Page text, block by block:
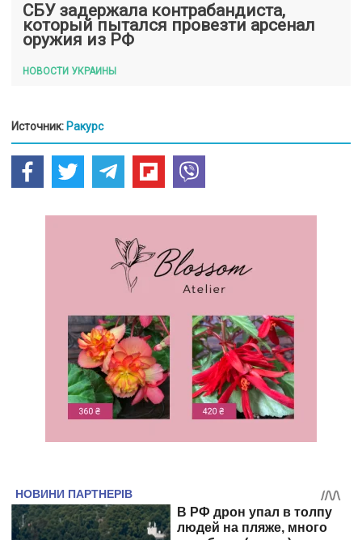
СБУ задержала контрабандиста,
который пытался провезти арсенал
оружия из РФ
НОВОСТИ УКРАИНЫ
Источник: Ракурс